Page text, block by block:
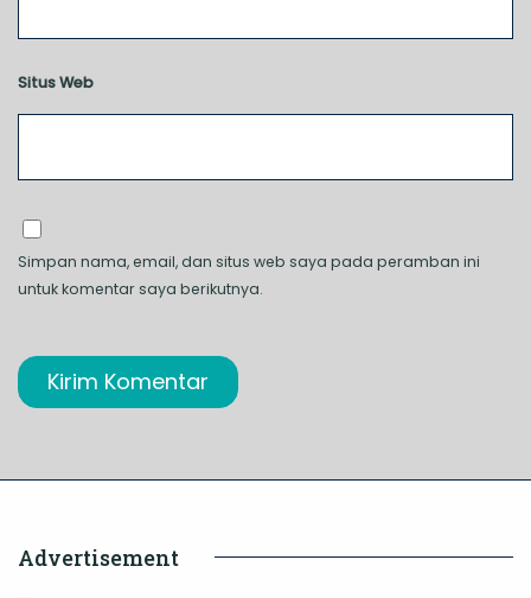
Situs Web
Simpan nama, email, dan situs web saya pada peramban ini
untuk komentar saya berikutnya.
Advertisement